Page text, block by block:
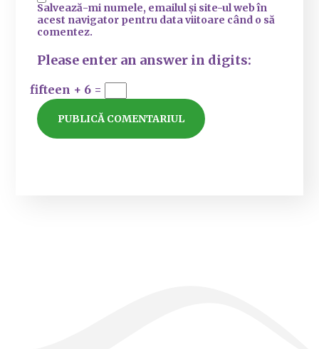
Salvează-mi numele, emailul și site-ul web în
acest navigator pentru data viitoare când o să
comentez.
Please enter an answer in digits:
fifteen + 6 =